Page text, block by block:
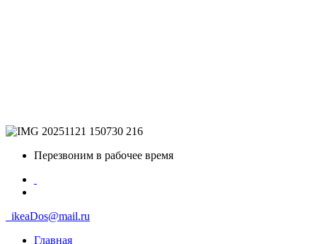
Перезвоним в рабочее время
ikeaDos@mail.ru
Главная